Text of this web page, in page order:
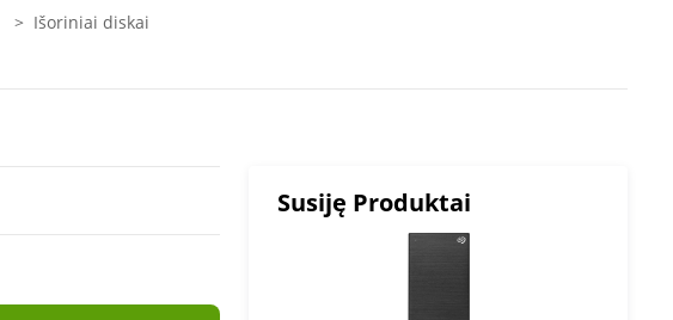
> Išoriniai diskai
Susiję Produktai